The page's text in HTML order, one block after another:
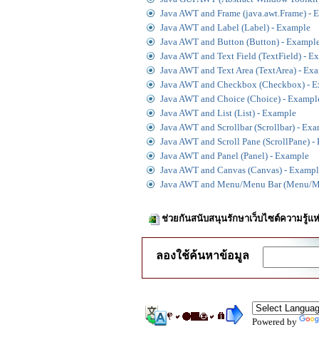
Java AWT and Frame (java.awt.Frame) -
Java AWT and Label (Label) - Example
Java AWT and Button (Button) -
Java AWT and Text Field (TextField) -
Java AWT and Text Area (TextArea) -
Java AWT and Checkbox (Checkbox) -
Java AWT and Choice (Choice) -
Java AWT and List (List) - Example
Java AWT and Scrollbar (Scrollbar) -
Java AWT and Scroll Pane (ScrollPane) -
Java AWT and Panel (Panel) - Example
Java AWT and Canvas (Canvas) -
Java AWT and Menu/Menu Bar (Menu/
ช่วยกันสนับสนุนรักษาเว็บไซต์ความรู้แ
ลองใช้ค้นหาข้อมูล
Powered by